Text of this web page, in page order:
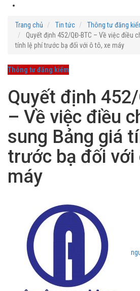
Trang chủ Tin tức
Thông tư đăng
Quyết định 452/QĐ-BTC – Về việc điều
tính lệ phí trước bạ đối với ô tô, xe máy
Thông tư đăng kiểm
Quyết định
– Về việc điều
sung Bảng giá
trước bạ đối với
máy